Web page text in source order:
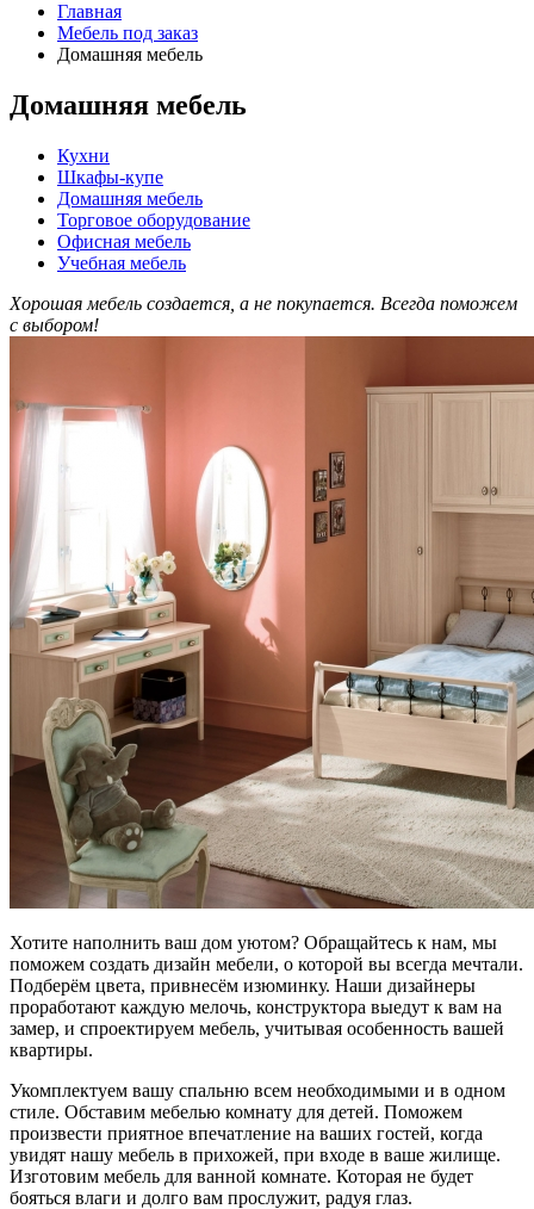
Главная
Мебель под заказ
Домашняя мебель
Домашняя мебель
Кухни
Шкафы-купе
Домашняя мебель
Торговое оборудование
Офисная мебель
Учебная мебель
Хорошая мебель создается, а не покупается. Всегда поможем
с выбором!
Хотите наполнить ваш дом уютом? Обращайтесь к нам, мы
поможем создать дизайн мебели, о которой вы всегда мечтали.
Подберём цвета, привнесём изюминку. Наши дизайнеры
проработают каждую мелочь, конструктора выедут к вам на
замер, и спроектируем мебель, учитывая особенность вашей
квартиры.
Укомплектуем вашу спальню всем необходимыми и в одном
стиле. Обставим мебелью комнату для детей. Поможем
произвести приятное впечатление на ваших гостей, когда
увидят нашу мебель в прихожей, при входе в ваше жилище.
Изготовим мебель для ванной комнате. Которая не будет
бояться влаги и долго вам прослужит, радуя глаз.